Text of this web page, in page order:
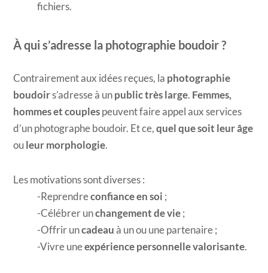
fichiers.
À qui s’adresse la photographie boudoir ?
Contrairement aux idées reçues, la photographie
boudoirs’adresse à un public très large. Femmes,
hommes et couples peuvent faire appel aux services
d’un photographe boudoir. Et ce,quel que soit leur âge
ou leur morphologie.
Les motivations sont diverses :
Reprendreconfiance en soi ;
Célébrer unchangement de vie ;
Offrir uncadeau à un ou une partenaire ;
Vivre uneexpérience personnelle valorisante.